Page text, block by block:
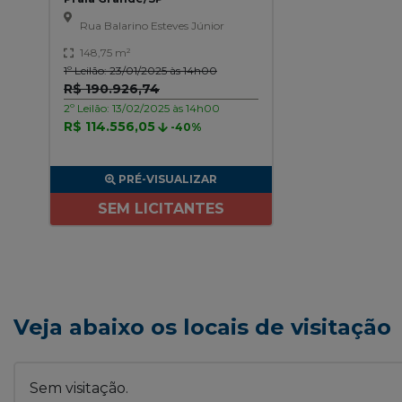
Rua Balarino Esteves Júnior
148,75 m²
1º Leilão: 23/01/2025 às 14h00
R$ 190.926,74
2º Leilão: 13/02/2025 às 14h00
R$ 114.556,05 -40%
PRÉ-VISUALIZAR
SEM LICITANTES
Veja abaixo os locais de visitação
Sem visitação.